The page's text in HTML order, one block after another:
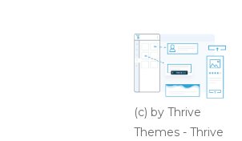
(c) by Thrive
Themes - Thrive